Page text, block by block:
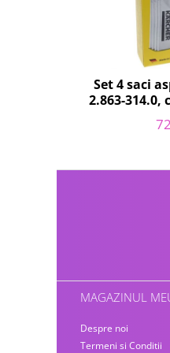
Console, Jocuri & Accesorii
Ingrijire personala &
Accesorii aparate de ras
Accesorii aparate hair styling
Jucarii, Copii & Bebe
Hrana bebelusi
Set 4 saci
2.863-314.0,
MAGAZINUL
Despre noi
Termeni si Conditii